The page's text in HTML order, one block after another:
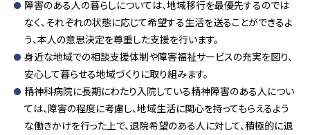
障害のある人の暮らしについては、地域移行を最優先するのでは
なく、それぞれの状態に応じて希望する生活を送ることができるよ
う、本人の意思決定を尊重した支援を行います。
身近な地域での相談支援体制や障害福祉サービスの充実を図り、
安心して暮らせる地域づくりに取り組みます。
精神科病院に長期にわたり入院している精神障害のある人につい
ては、障害の程度に考慮し、地域生活に関心を持ってもらえるよう
な働きかけを行った上で、退院希望のある人に対して、積極的に退